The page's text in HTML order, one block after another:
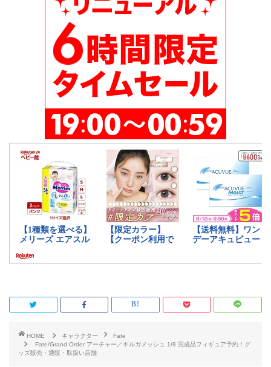
HOME キャラクター
Fate
Fate/Grand Order アーチャー／ギルガメッシュ 1/8 完成品フィギュア予約！グ
ッズ販売・通販・取扱い店舗